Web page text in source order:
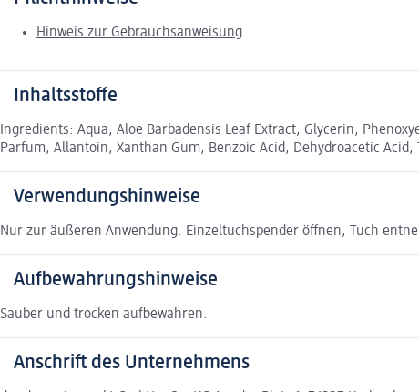
Hinweis zur Gebrauchsanweisung
Inhaltsstoffe
Ingredients: Aqua, Aloe Barbadensis Leaf Extract, Glycerin,
Parfum, Allantoin, Xanthan Gum, Benzoic Acid, Dehydroacetic
Verwendungshinweise
Nur zur äußeren Anwendung. Einzeltuchspender öffnen, Tuch
Aufbewahrungshinweise
Sauber und trocken aufbewahren.
Anschrift des Unternehmens